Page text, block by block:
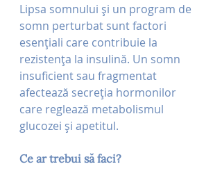
Lipsa somnului și un program de
somn perturbat sunt factori
esențiali care contribuie la
rezistența la insulină. Un somn
insuficient sau fragmentat
afectează secreția hormonilor
care reglează metabolismul
glucozei și apetitul.
Ce ar trebui să faci?